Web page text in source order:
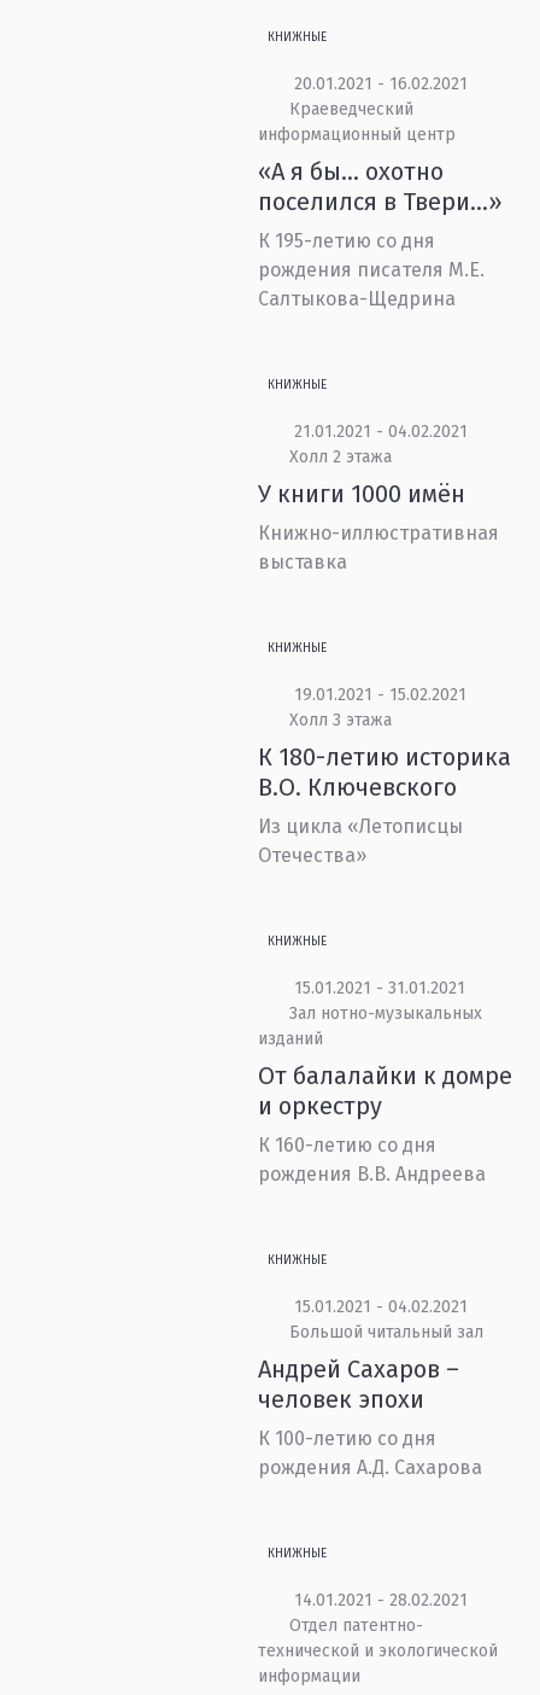
КНИЖНЫЕ
20.01.2021 - 16.02.2021
Краеведческий
информационный центр
«А я бы... охотно
поселился в Твери...»
К 195-летию со дня
рождения писателя М.Е.
Салтыкова-Щедрина
КНИЖНЫЕ
21.01.2021 - 04.02.2021
Холл 2 этажа
У книги 1000 имён
Книжно-иллюстративная
выставка
КНИЖНЫЕ
19.01.2021 - 15.02.2021
Холл 3 этажа
К 180-летию историка
В.О. Ключевского
Из цикла «Летописцы
Отечества»
КНИЖНЫЕ
15.01.2021 - 31.01.2021
Зал нотно-музыкальных
изданий
От балалайки к домре
и оркестру
К 160-летию со дня
рождения В.В. Андреева
КНИЖНЫЕ
15.01.2021 - 04.02.2021
Большой читальный зал
Андрей Сахаров –
человек эпохи
К 100-летию со дня
рождения А.Д. Сахарова
КНИЖНЫЕ
14.01.2021 - 28.02.2021
Отдел патентно-
технической и экологической
информации